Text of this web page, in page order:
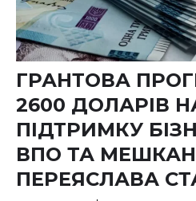
ГРАНТОВА
2600 ДОЛАРІВ
ПІДТРИМКУ
ВПО ТА
ПЕРЕЯСЛАВА